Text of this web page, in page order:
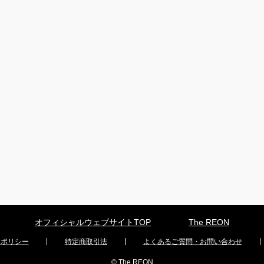
オフィシャルウェブサイトTOP The REON
リシー 特定商取引法 よくあるご質問・お問い合わせ
© The REON